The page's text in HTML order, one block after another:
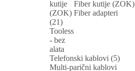
kutije
(ZOK)
(21)
Fiber kutije (ZOK)
Fiber adapteri
Tooless
- bez
alata
Telefonski kablovi (5)
Multi-parični kablovi